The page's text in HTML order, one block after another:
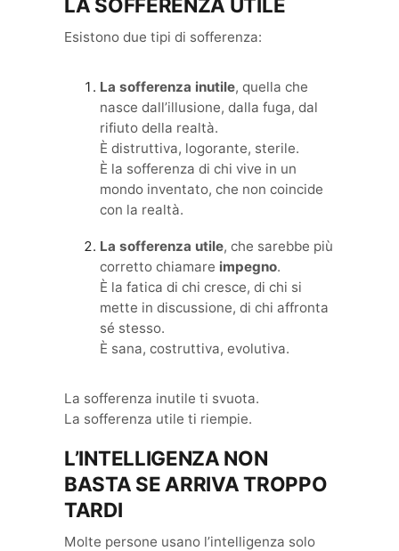
Esistono due tipi di sofferenza:
La sofferenza inutile, quella che
nasce dall’illusione, dalla fuga, dal
rifiuto della realtà.
È distruttiva, logorante, sterile.
È la sofferenza di chi vive in un
mondo inventato, che non coincide
con la realtà.
La sofferenza utile, che sarebbe più
corretto chiamare impegno.
È la fatica di chi cresce, di chi si
mette in discussione, di chi affronta
sé stesso.
È sana, costruttiva, evolutiva.
La sofferenza inutile ti svuota.
La sofferenza utile ti riempie.
L’INTELLIGENZA NON
BASTA SE ARRIVA TROPPO
TARDI
Molte persone usano l’intelligenza solo